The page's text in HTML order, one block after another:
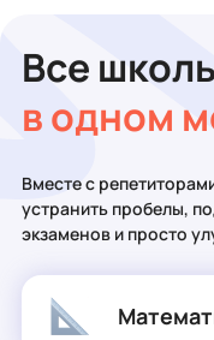
Все
в одном
Вместе с
устранить пробелы,
экзаменов и просто